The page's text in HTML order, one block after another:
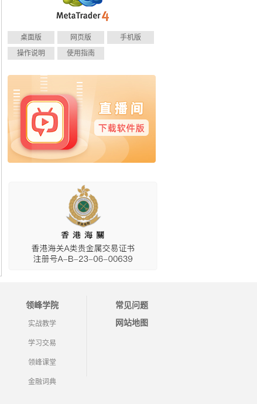
桌面版 网页版
手机版
操作说明
使用指南
领峰学院
实战教学
学习交易
领峰课堂
金融词典
常见问题
网站地图